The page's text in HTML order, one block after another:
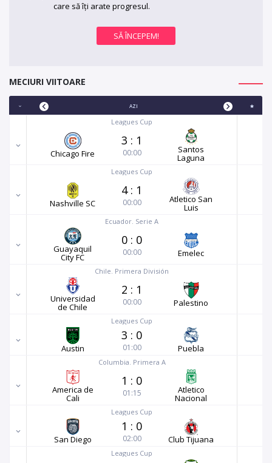
care să îți arate progresul.
MECIURI VIITOARE
AZI
Leagues Cup
Chicago Fire
3 : 1
00:00 Santos
Laguna
Leagues Cup
Nashville SC
4: 1
00:00 Atletico San
Luis
Ecuador. Serie A
Guayaquil
City FC
0 : 0
00:00 Emelec
Chile. Primera División
Universidad
de Chile
2 : 1
00:00 Palestino
Leagues Cup
Austin
3 : 0
01:00 Puebla
Columbia. Primera A
America de
Cali
1 : 0
01:15 Atletico
Nacional
Leagues Cup
San Diego
1 : 0
02:00 Club Tijuana
Leagues Cup